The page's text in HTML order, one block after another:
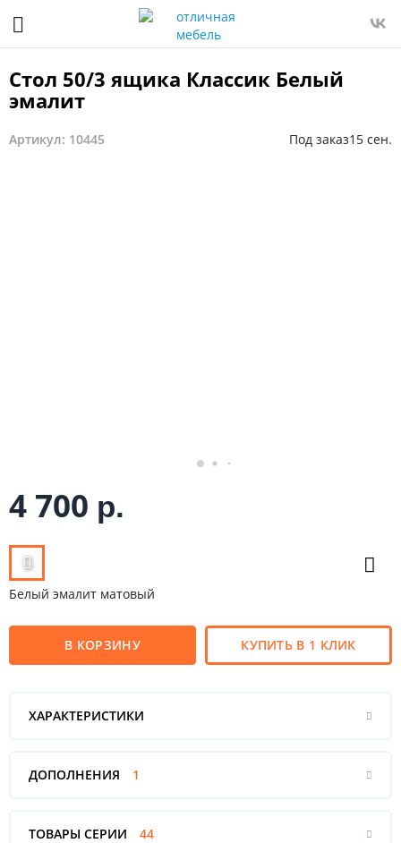
Стол 50/3 ящика Классик Белый
эмалит
Артикул: 10445 Под заказ15 сен.
4 700 р.
Белый эмалит матовый
В КОРЗИНУ КУПИТЬ В 1 КЛИК
ХАРАКТЕРИСТИКИ
ДОПОЛНЕНИЯ 1
ТОВАРЫ СЕРИИ 44